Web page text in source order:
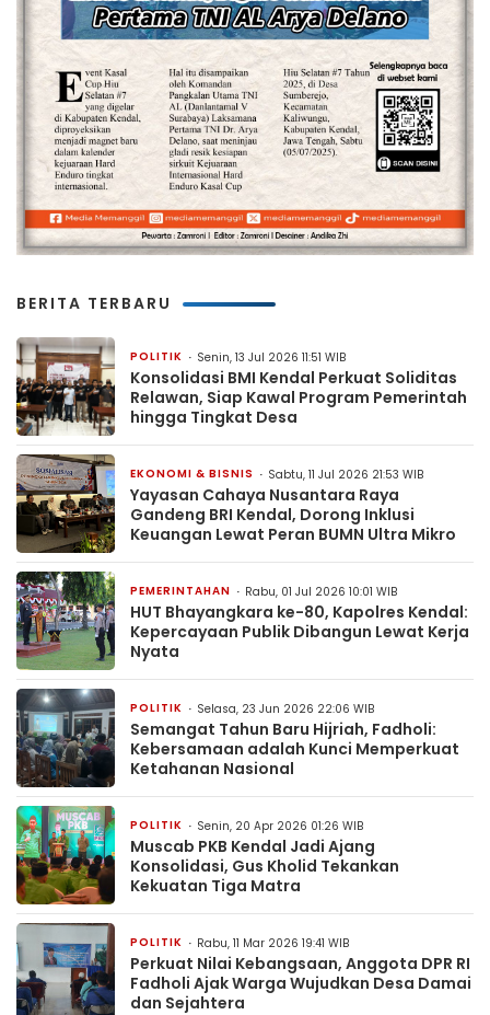
BERITA TERBARU
POLITIK Senin, 13 Jul 2026 11:51 WIB
Konsolidasi BMI Kendal Perkuat Soliditas
Relawan, Siap Kawal Program Pemerintah
hingga Tingkat Desa
EKONOMI & BISNIS Sabtu, 11 Jul 2026 21:53 WIB
Yayasan Cahaya Nusantara Raya
Gandeng BRI Kendal, Dorong Inklusi
Keuangan Lewat Peran BUMN Ultra Mikro
PEMERINTAHAN Rabu, 01 Jul 2026 10:01 WIB
HUT Bhayangkara ke-80, Kapolres Kendal:
Kepercayaan Publik Dibangun Lewat Kerja
Nyata
POLITIK Selasa, 23 Jun 2026 22:06 WIB
Semangat Tahun Baru Hijriah, Fadholi:
Kebersamaan adalah Kunci Memperkuat
Ketahanan Nasional
POLITIK Senin, 20 Apr 2026 01:26 WIB
Muscab PKB Kendal Jadi Ajang
Konsolidasi, Gus Kholid Tekankan
Kekuatan Tiga Matra
POLITIK Rabu, 11 Mar 2026 19:41 WIB
Perkuat Nilai Kebangsaan, Anggota DPR RI
Fadholi Ajak Warga Wujudkan Desa Damai
dan Sejahtera